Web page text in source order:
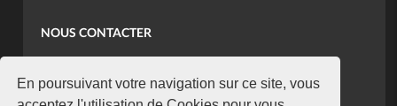
En poursuivant votre navigation sur ce site, vous
NOUS CONTACTER
koaci@yahoo.fr